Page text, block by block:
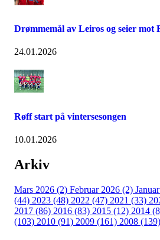
Drømmemål av Leiros og seier mot
24.01.2026
Røff start på vintersesongen
10.01.2026
Arkiv
Mars 2026 (2) Februar 2026 (2)
(44) 2023 (48) 2022 (47) 2021 (33)
2017 (86) 2016 (83) 2015 (12) 2014
(103) 2010 (91) 2009 (161) 2008 (139)